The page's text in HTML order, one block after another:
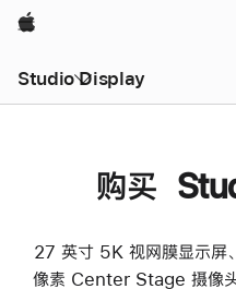
Apple
Studio Display
购买
27 英寸 5K 视网膜显示屏
像素 Center Stage 摄像头